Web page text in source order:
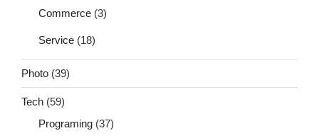
Commerce (3)
Service (18)
Photo (39)
Tech (59)
Programing (37)